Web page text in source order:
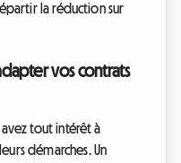
la réduction sur
vos contrats
avez tout intérêt à
démarches. Un